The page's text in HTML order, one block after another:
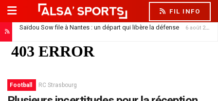
FIL INFO
Saïdou Sow file à Nantes : un départ qui libère la défense 6 août 2026
Football RC Strasbourg